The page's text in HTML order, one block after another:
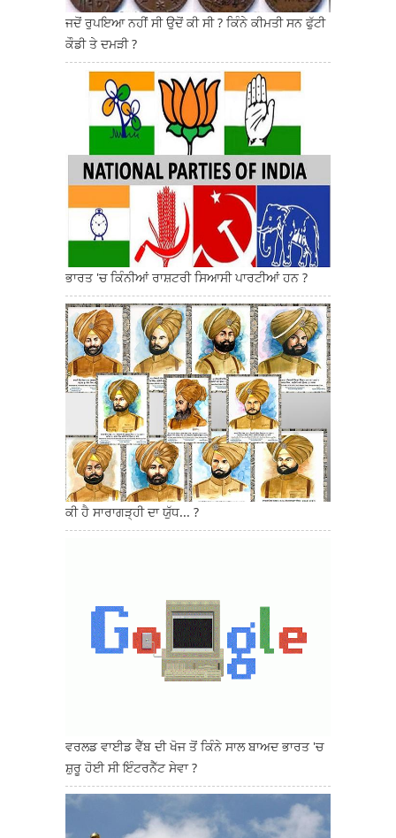
ਜਦੋਂ ਰੁਪਇਆ ਨਹੀਂ ਸੀ ਉਦੋਂ ਕੀ ਸੀ ? ਕਿੰਨੇ ਕੀਮਤੀ ਸਨ ਫੁੱਟੀ
ਕੌਡੀ ਤੇ ਦਮੜੀ ?
ਭਾਰਤ 'ਚ ਕਿੰਨੀਆਂ ਰਾਸ਼ਟਰੀ ਸਿਆਸੀ ਪਾਰਟੀਆਂ ਹਨ ?
ਕੀ ਹੈ ਸਾਰਾਗੜ੍ਹੀ ਦਾ ਯੁੱਧ... ?
ਵਰਲਡ ਵਾਈਡ ਵੈੱਬ ਦੀ ਖੋਜ ਤੋਂ ਕਿੰਨੇ ਸਾਲ ਬਾਅਦ ਭਾਰਤ 'ਚ
ਸ਼ੁਰੂ ਹੋਈ ਸੀ ਇੰਟਰਨੈੱਟ ਸੇਵਾ ?